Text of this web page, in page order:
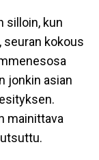
silloin, kun
kokous
jonkin asian
mainittava